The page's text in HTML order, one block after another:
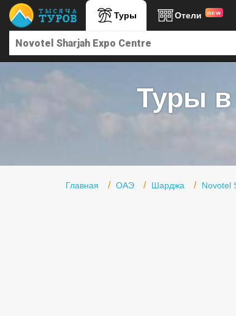
Туры Отели new
Туры в
Главная ОАЭ Шарджа Novotel
Главная